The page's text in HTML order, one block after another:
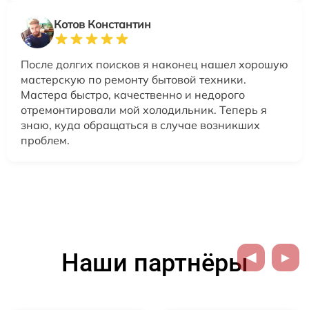
Котов Константин
После долгих поисков я наконец нашел хорошую
мастерскую по ремонту бытовой техники.
Мастера быстро, качественно и недорого
отремонтировали мой холодильник. Теперь я
знаю, куда обращаться в случае возникших
проблем.
Наши партнёры